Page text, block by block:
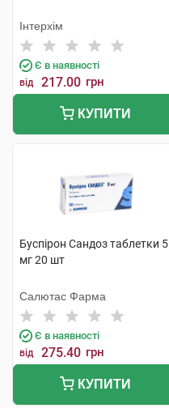
Інтерхім
Є в наявності
від 217.00 грн
КУПИТИ
Буспірон Сандоз таблетки 5
мг 20 шт
Салютас Фарма
Є в наявності
від 275.40 грн
КУПИТИ